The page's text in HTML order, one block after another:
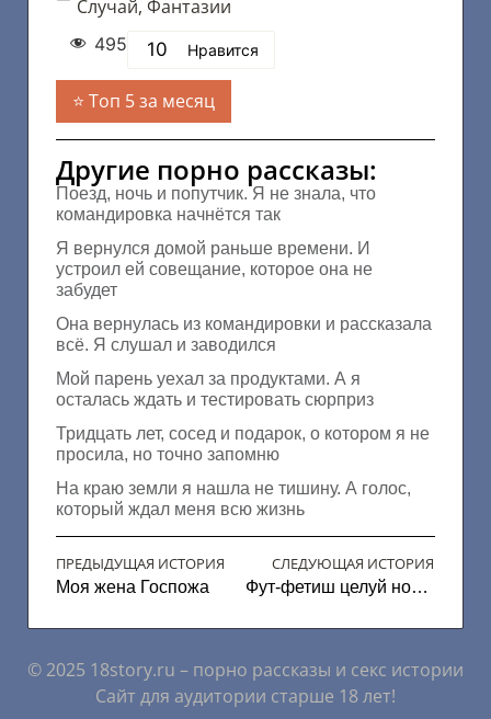
Случай, Фантазии
495 10 Нравится
Топ 5 за месяц
Другие порно рассказы:
Поезд, ночь и попутчик. Я не знала, что
командировка начнётся так
Я вернулся домой раньше времени. И
устроил ей совещание, которое она не
забудет
Она вернулась из командировки и рассказала
всё. Я слушал и заводился
Мой парень уехал за продуктами. А я
осталась ждать и тестировать сюрприз
Тридцать лет, сосед и подарок, о котором я не
просила, но точно запомню
На краю земли я нашла не тишину. А голос,
который ждал меня всю жизнь
ПРЕДЫДУЩАЯ ИСТОРИЯ
Моя жена Госпожа
СЛЕДУЮЩАЯ ИСТОРИЯ
Фут-фетиш целуй ножки
© 2025 18story.ru – порно рассказы и секс истории
Сайт для аудитории старше 18 лет!